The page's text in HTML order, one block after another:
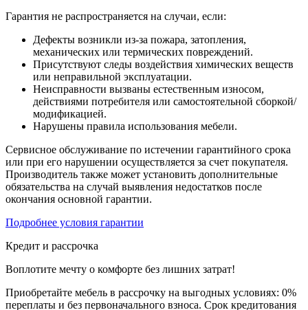
Гарантия не распространяется на случаи, если:
Дефекты возникли из-за пожара, затопления,
механических или термических повреждений.
Присутствуют следы воздействия химических веществ
или неправильной эксплуатации.
Неисправности вызваны естественным износом,
действиями потребителя или самостоятельной сборкой/
модификацией.
Нарушены правила использования мебели.
Сервисное обслуживание по истечении гарантийного срока
или при его нарушении осуществляется за счет покупателя.
Производитель также может установить дополнительные
обязательства на случай выявления недостатков после
окончания основной гарантии.
Подробнее условия гарантии
Кредит и рассрочка
Воплотите мечту о комфорте без лишних затрат!
Приобретайте мебель в рассрочку на выгодных условиях: 0%
переплаты и без первоначального взноса. Срок кредитования